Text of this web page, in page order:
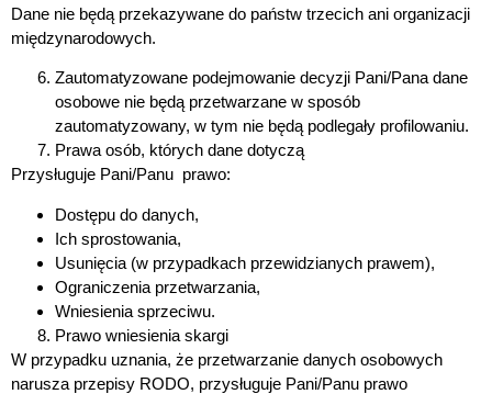
Dane nie będą przekazywane do państw trzecich ani organizacji
międzynarodowych.
Zautomatyzowane podejmowanie decyzji Pani/Pana dane
osobowe nie będą przetwarzane w sposób
zautomatyzowany, w tym nie będą podlegały profilowaniu.
Prawa osób, których dane dotyczą
Przysługuje Pani/Panu prawo:
Dostępu do danych,
Ich sprostowania,
Usunięcia (w przypadkach przewidzianych prawem),
Ograniczenia przetwarzania,
Wniesienia sprzeciwu.
Prawo wniesienia skargi
W przypadku uznania, że przetwarzanie danych osobowych
narusza przepisy RODO, przysługuje Pani/Panu prawo